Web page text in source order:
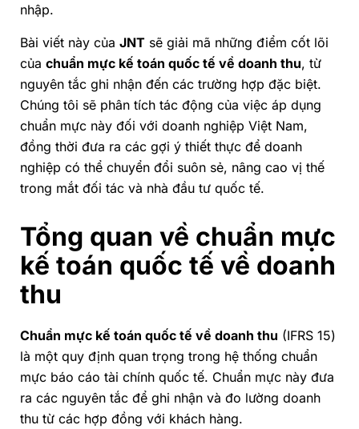
nhập.
Bài viết này của JNT sẽ giải mã những điểm cốt lõi
của chuẩn mực kế toán quốc tế về doanh thu, từ
nguyên tắc ghi nhận đến các trường hợp đặc biệt.
Chúng tôi sẽ phân tích tác động của việc áp dụng
chuẩn mực này đối với doanh nghiệp Việt Nam,
đồng thời đưa ra các gợi ý thiết thực để doanh
nghiệp có thể chuyển đổi suôn sẻ, nâng cao vị thế
trong mắt đối tác và nhà đầu tư quốc tế.
Tổng quan về chuẩn mực
kế toán quốc tế về doanh
thu
Chuẩn mực kế toán quốc tế về doanh thu (IFRS 15)
là một quy định quan trọng trong hệ thống chuẩn
mực báo cáo tài chính quốc tế. Chuẩn mực này đưa
ra các nguyên tắc để ghi nhận và đo lường doanh
thu từ các hợp đồng với khách hàng.